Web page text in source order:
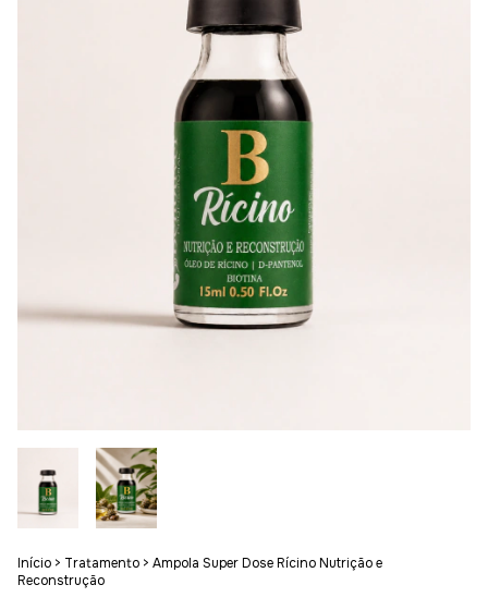
Início > Tratamento > Ampola Super Dose Rícino Nutrição e
Reconstrução